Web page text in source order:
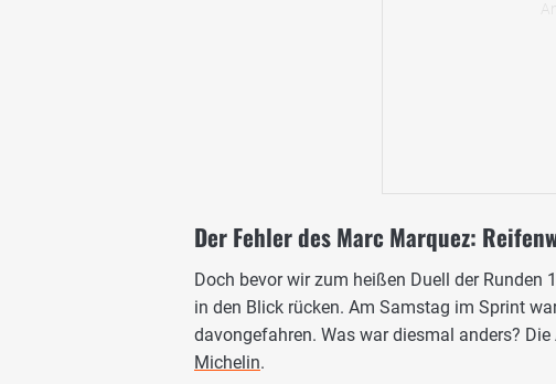
Der Fehler des Marc Marquez:
Doch bevor wir zum heißen Duell der
in den Blick rücken. Am Samstag im Sprint
davongefahren. Was war diesmal anders?
Michelin.